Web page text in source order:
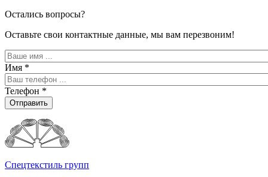
Остались вопросы?
Оставьте свои контактные данные, мы вам перезвоним!
Имя *
Телефон *
Отправить
Спецтекстиль групп